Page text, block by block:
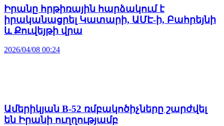
Իրանը հրթիռային հարձակում է
իրականացրել Կատարի, ԱՄԷ-ի, Բահրեյնի
և Քուվեյթի վրա
2026/04/08 00:24
Ամերիկյան B-52 ռմբակոծիչները շարժվել
են Իրանի ուղղությամբ